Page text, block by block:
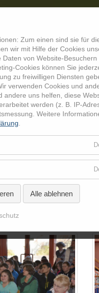
Zum einen sind sie für
wir mit Hilfe der Cookies
von Website-
Cookies können Sie
zu freiwilligen Diensten
verwenden Cookies und
andere uns helfen, diese
werden (z. B. IP-
Weitere
Alle ablehnen
AUSBILDUNG
Details